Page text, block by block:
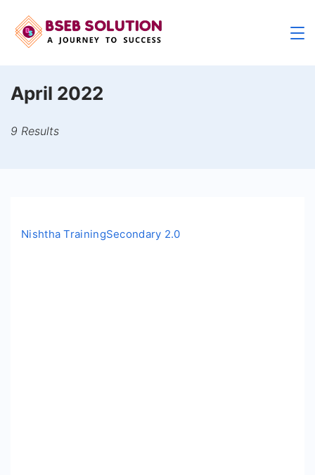
April 2022
9 Results
Nishtha TrainingSecondary 2.0